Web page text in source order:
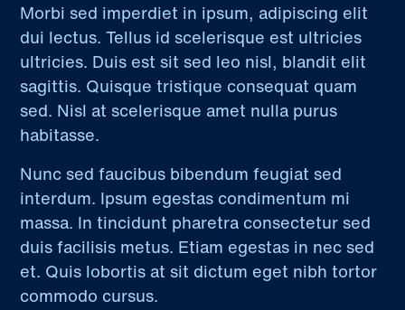
Morbi sed imperdiet in ipsum, adipiscing elit
dui lectus. Tellus id scelerisque est ultricies
ultricies. Duis est sit sed leo nisl, blandit elit
sagittis. Quisque tristique consequat quam
sed. Nisl at scelerisque amet nulla purus
habitasse.
Nunc sed faucibus bibendum feugiat sed
interdum. Ipsum egestas condimentum mi
massa. In tincidunt pharetra consectetur sed
duis facilisis metus. Etiam egestas in nec sed
et. Quis lobortis at sit dictum eget nibh tortor
commodo cursus.